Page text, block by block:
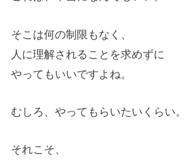
そこは何の制限もなく、
人に理解されることを求めずに
やってもいいですよね。
むしろ、やってもらいたいくらい。
それこそ、